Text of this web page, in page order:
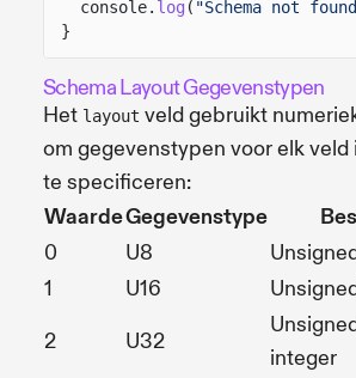
console. log ( "Schema not
}
Schema Layout Gegevenstypen
Het layout veld gebruikt
om gegevenstypen voor elk veld
te specificeren:
WaardeGegevenstype
0
U8
1
U16
2
U32
integer